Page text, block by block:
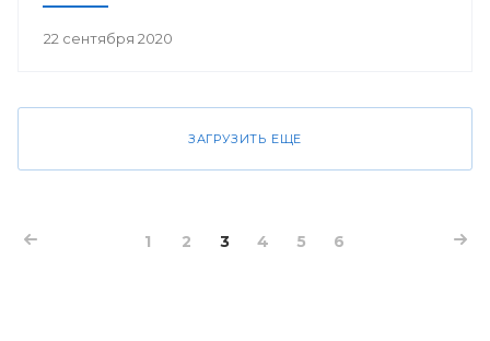
22 сентября 2020
ЗАГРУЗИТЬ ЕЩЕ
1 2 3 4 5 6